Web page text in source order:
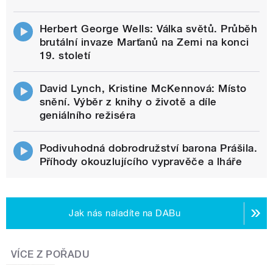
Herbert George Wells: Válka světů. Průběh
brutální invaze Marťanů na Zemi na konci
19. století
David Lynch, Kristine McKennová: Místo
snění. Výběr z knihy o životě a díle
geniálního režiséra
Podivuhodná dobrodružství barona Prášila.
Příhody okouzlujícího vypravěče a lháře
Jak nás naladíte na DABu
VÍCE Z POŘADU